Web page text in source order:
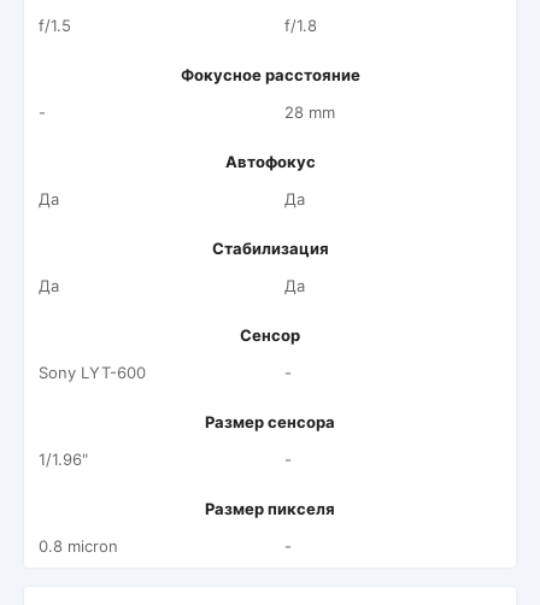
f/1.5
f/1.8
Фокусное расстояние
-
28 mm
Автофокус
Да
Да
Стабилизация
Да
Да
Сенсор
Sony LYT-600
-
Размер сенсора
1/1.96"
-
Размер пикселя
0.8 micron
-